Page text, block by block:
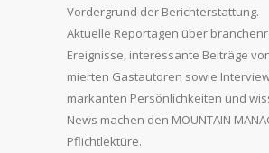
Vordergrund der Berichterstattung.
Aktuelle Reportagen über
Ereignisse, interessante Beiträge
mierten Gastautoren sowie
markanten Persönlichkeiten und
News machen den MOUNTAIN
Pflichtlektüre.